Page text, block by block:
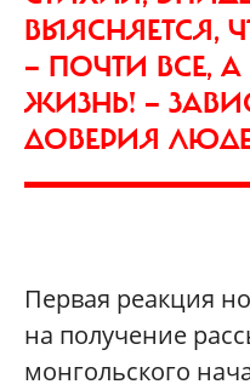
ВЫЯСНЯЕТСЯ,
— ПОЧТИ ВСЕ,
ЖИЗНЬ! —
ДОВЕРИЯ
Первая реакция
на получение
монгольского